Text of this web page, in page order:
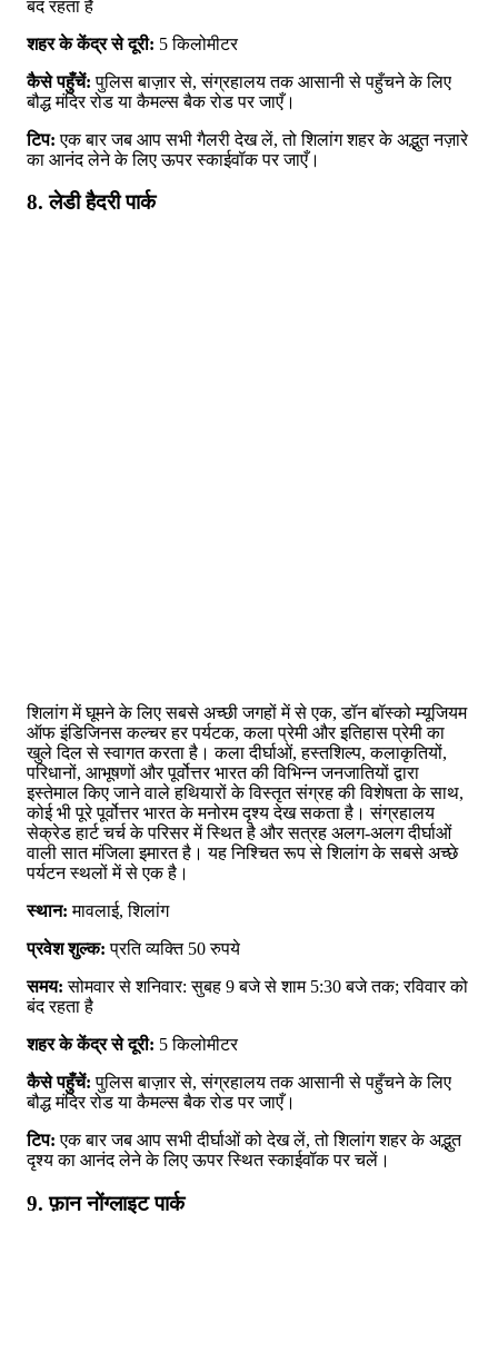
बंद रहता है
शहर के केंद्र से दूरी: 5 किलोमीटर
कैसे पहुँचें: पुलिस बाज़ार से, संग्रहालय तक आसानी से पहुँचने के लिए
बौद्ध मंदिर रोड या कैमल्स बैक रोड पर जाएँ।
टिप: एक बार जब आप सभी गैलरी देख लें, तो शिलांग शहर के अद्भुत नज़ारे
का आनंद लेने के लिए ऊपर स्काईवॉक पर जाएँ।
8. लेडी हैदरी पार्क
शिलांग में घूमने के लिए सबसे अच्छी जगहों में से एक, डॉन बॉस्को म्यूजियम
ऑफ इंडिजिनस कल्चर हर पर्यटक, कला प्रेमी और इतिहास प्रेमी का
खुले दिल से स्वागत करता है। कला दीर्घाओं, हस्तशिल्प, कलाकृतियों,
परिधानों, आभूषणों और पूर्वोत्तर भारत की विभिन्न जनजातियों द्वारा
इस्तेमाल किए जाने वाले हथियारों के विस्तृत संग्रह की विशेषता के साथ,
कोई भी पूरे पूर्वोत्तर भारत के मनोरम दृश्य देख सकता है। संग्रहालय
सेक्रेड हार्ट चर्च के परिसर में स्थित है और सत्रह अलग-अलग दीर्घाओं
वाली सात मंजिला इमारत है। यह निश्चित रूप से शिलांग के सबसे अच्छे
पर्यटन स्थलों में से एक है।
स्थान: मावलाई, शिलांग
प्रवेश शुल्क: प्रति व्यक्ति 50 रुपये
समय: सोमवार से शनिवार: सुबह 9 बजे से शाम 5:30 बजे तक; रविवार को
बंद रहता है
शहर के केंद्र से दूरी: 5 किलोमीटर
कैसे पहुँचें: पुलिस बाज़ार से, संग्रहालय तक आसानी से पहुँचने के लिए
बौद्ध मंदिर रोड या कैमल्स बैक रोड पर जाएँ।
टिप: एक बार जब आप सभी दीर्घाओं को देख लें, तो शिलांग शहर के अद्भुत
दृश्य का आनंद लेने के लिए ऊपर स्थित स्काईवॉक पर चलें।
9. फ़ान नोंग्लाइट पार्क